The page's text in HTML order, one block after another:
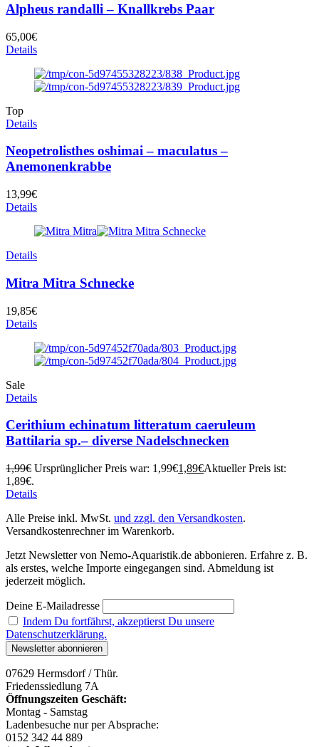
Alpheus randalli – Knallkrebs Paar
65,00€
Details
Top
Details
Neopetrolisthes oshimai – maculatus –
Anemonenkrabbe
13,99€
Details
Details
Mitra Mitra Schnecke
19,85€
Details
Sale
Details
Cerithium echinatum litteratum caeruleum
Battilaria sp.– diverse Nadelschnecken
1,99€ Ursprünglicher Preis war: 1,99€1,89€Aktueller Preis ist:
1,89€.
Details
Alle Preise inkl. MwSt. und zzgl. den Versandkosten.
Versandkostenrechner im Warenkorb.
Jetzt Newsletter von Nemo-Aquaristik.de abbonieren. Erfahre z. B.
als erstes, welche Importe eingegangen sind. Abmeldung ist
jederzeit möglich.
Deine E-Mailadresse
Indem Du fortfährst, akzeptierst Du unsere
Datenschutzerklärung.
07629 Hermsdorf / Thür.
Friedenssiedlung 7A
Öffnungszeiten Geschäft:
Montag - Samstag
Ladenbesuche nur per Absprache:
0152 342 44 889